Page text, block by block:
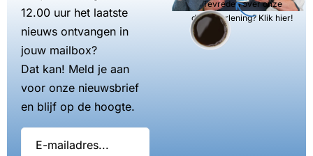
12.00 uur het laatste
nieuws ontvangen in
jouw mailbox?
Dat kan! Meld je aan
voor onze nieuwsbrief
en blijf op de hoogte.
Tevreden over onze
dienstverlening? Klik hier!